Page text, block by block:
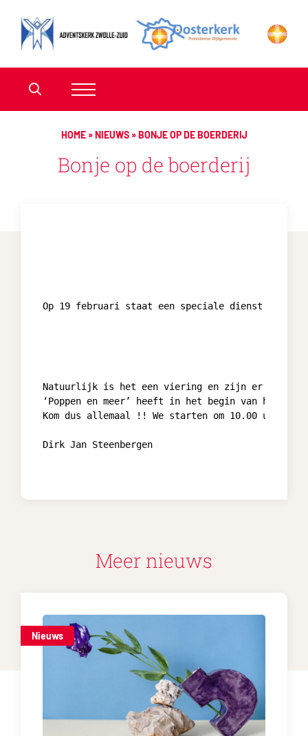
HOME»NIEUWS»BONJE OP DE BOERDERIJ
Bonje op de boerderij
Natuurlijk is het een viering en zijn er liedjes,
‘Poppen en meer’ heeft in het begin van het
Kom dus allemaal !! We starten om 10.00 uur.
Dirk Jan Steenbergen
Meer nieuws
Nieuws